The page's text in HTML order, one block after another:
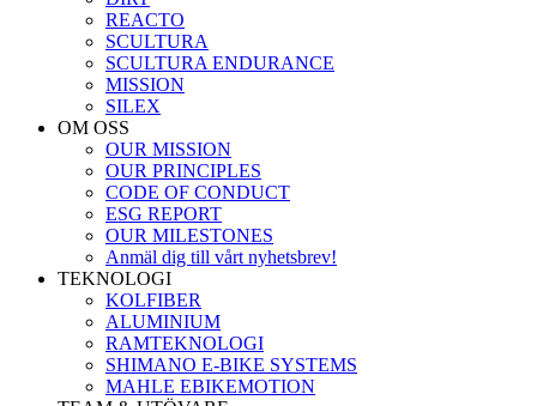
REACTO
SCULTURA
SCULTURA ENDURANCE
MISSION
SILEX
OM OSS
OUR MISSION
OUR PRINCIPLES
CODE OF CONDUCT
ESG REPORT
OUR MILESTONES
Anmäl dig till vårt nyhetsbrev!
TEKNOLOGI
KOLFIBER
ALUMINIUM
RAMTEKNOLOGI
SHIMANO E-BIKE SYSTEMS
MAHLE EBIKEMOTION